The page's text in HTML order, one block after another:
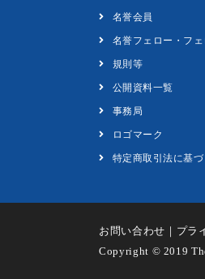
名誉会員
名誉フェロー・フェ
規則等
公開資料一覧
事務局
ロゴマーク
特定商取引法に基
お問い合わせ ｜ プラ
Copyright © 2019